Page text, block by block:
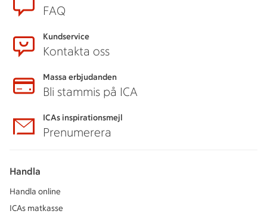
FAQ
Kundservice
Kontakta oss
Massa erbjudanden
Bli stammis på ICA
ICAs inspirationsmejl
Prenumerera
Handla
Handla online
ICAs matkasse